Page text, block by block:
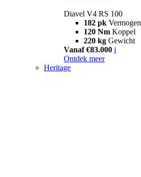
Diavel V4 RS 100
182 pk Vermogen
120 Nm Koppel
220 kg Gewicht
Vanaf €83.000 i
Ontdek meer
Heritage